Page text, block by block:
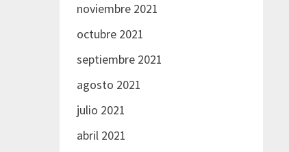
noviembre 2021
octubre 2021
septiembre 2021
agosto 2021
julio 2021
abril 2021